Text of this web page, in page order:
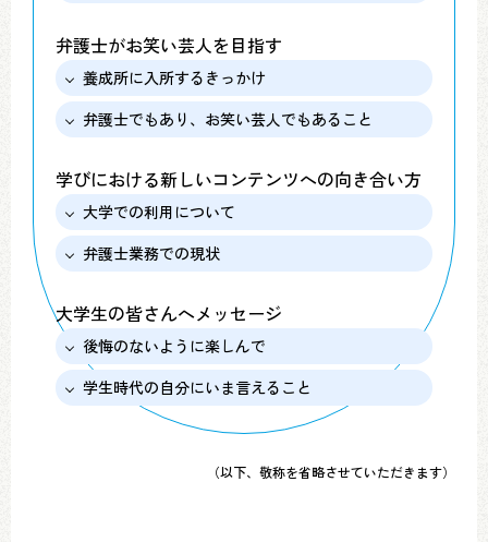
弁護士がお笑い芸人を目指す
養成所に入所するきっかけ
弁護士でもあり、お笑い芸人でもあること
学びにおける新しいコンテンツへの向き合い方
大学での利用について
弁護士業務での現状
大学生の皆さんへメッセージ
後悔のないように楽しんで
学生時代の自分にいま言えること
（以下、敬称を省略させていただきます）